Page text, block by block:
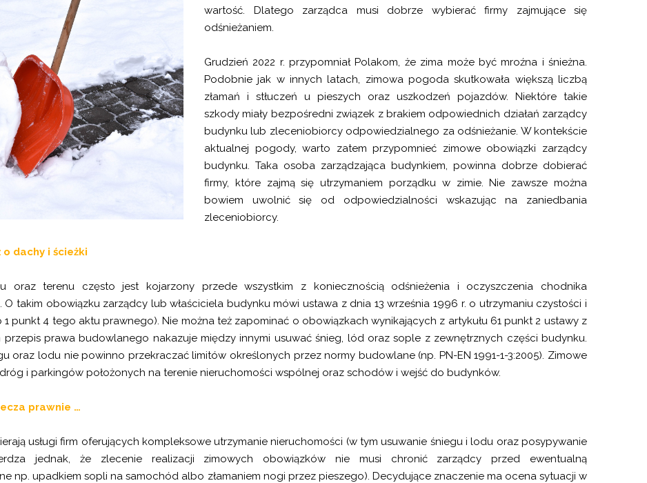
wartość. Dlatego zarządca musi dobrze wybierać firmy zajmujące się
odśnieżaniem.
Grudzień 2022 r. przypomniał Polakom, że zima może być mroźna i śnieżna.
Podobnie jak w innych latach, zimowa pogoda skutkowała większą liczbą
złamań i stłuczeń u pieszych oraz uszkodzeń pojazdów. Niektóre takie
szkody miały bezpośredni związek z brakiem odpowiednich działań zarządcy
budynku lub zleceniobiorcy odpowiedzialnego za odśnieżanie. W kontekście
aktualnej pogody, warto zatem przypomnieć zimowe obowiązki zarządcy
budynku. Taka osoba zarządzająca budynkiem, powinna dobrze dobierać
firmy, które zajmą się utrzymaniem porządku w zimie. Nie zawsze można
bowiem uwolnić się od odpowiedzialności wskazując na zaniedbania
zleceniobiorcy.
dachy i ścieżki
oraz terenu często jest kojarzony przede wszystkim z koniecznością odśnieżenia i oczyszczenia chodnika
takim obowiązku zarządcy lub właściciela budynku mówi ustawa z dnia 13 września 1996 r. o utrzymaniu czystości i
punkt 4 tego aktu prawnego). Nie można też zapominać o obowiązkach wynikających z artykułu 61 punkt 2 ustawy z
prawa budowlanego nakazuje między innymi usuwać śnieg, lód oraz sople z zewnętrznych części budynku.
oraz lodu nie powinno przekraczać limitów określonych przez normy budowlane (np. PN-EN 1991-1-3:2005). Zimowe
i parkingów położonych na terenie nieruchomości wspólnej oraz schodów i wejść do budynków.
prawnie …
usługi firm oferujących kompleksowe utrzymanie nieruchomości (w tym usuwanie śniegu i lodu oraz posypywanie
jednak, że zlecenie realizacji zimowych obowiązków nie musi chronić zarządcy przed ewentualną
np. upadkiem sopli na samochód albo złamaniem nogi przez pieszego). Decydujące znaczenie ma ocena sytuacji w